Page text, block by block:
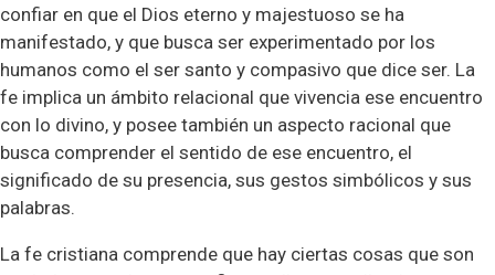
confiar en que el Dios eterno y majestuoso se ha
manifestado, y que busca ser experimentado por los
humanos como el ser santo y compasivo que dice ser. La
fe implica un ámbito relacional que vivencia ese encuentro
con lo divino, y posee también un aspecto racional que
busca comprender el sentido de ese encuentro, el
significado de su presencia, sus gestos simbólicos y sus
palabras.
La fe cristiana comprende que hay ciertas cosas que son